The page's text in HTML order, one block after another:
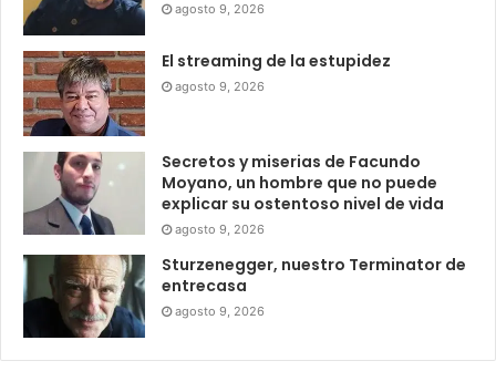
agosto 9, 2026
El streaming de la estupidez
agosto 9, 2026
Secretos y miserias de Facundo
Moyano, un hombre que no puede
explicar su ostentoso nivel de vida
agosto 9, 2026
Sturzenegger, nuestro Terminator de
entrecasa
agosto 9, 2026